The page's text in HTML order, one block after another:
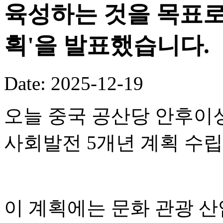
육성하는 것을 목표
획'을 발표했습니다.
Date: 2025-12-19
오늘 중국 공산당 안후이
사회발전 5개년 계획 수
이 계획에는 문화 관광